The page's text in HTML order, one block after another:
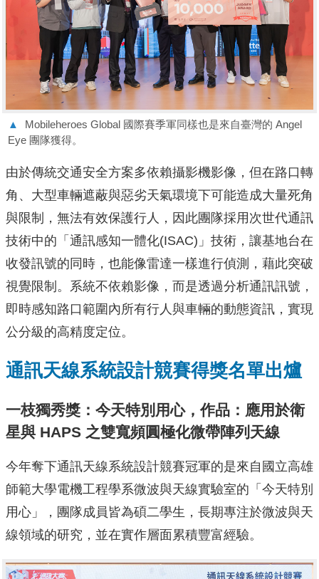
▲
Mobileheroes Global 國際賽季軍同樣也是來自臺灣的 Angel
Eye 團隊獲得。
由於傳統交通安全方案多依賴攝影機影像，但在路口轉
角、大型車輛遮蔽與惡劣天氣環境下可能造成大量死角
與限制，無法有效保護行人，因此團隊採用次世代通訊
技術中的「通訊感知一體化(ISAC)」技術，讓基地台在
收發訊號的同時，也能像雷達一樣進行偵測，藉此突破
視覺限制。系統不依賴影像，而是透過分析通訊訊號，
即時感知路口範圍內所有行人與車輛的動態資訊，實現
公分級的高精度定位。
通訊天線系統設計競賽得獎名單出爐
一枝獨秀獎：今天特別用心，作品：應用於衛
星與 HAPS 之雙寬頻圓極化微帶陣列天線
今年奪下通訊天線系統設計競賽冠軍的是來自國立高雄
師範大學電機工程學系微波與天線實驗室的「今天特別
用心」，團隊成員皆為碩二學生，長期專注於微波與天
線領域的研究，並在實作層面累積豐富經驗。